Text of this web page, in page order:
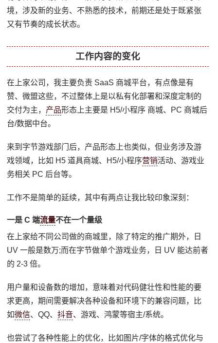
境，涉及新的业务、不熟悉的技术，前期还是处于既紧张
又有节奏的成长状态。
工作内容的变化
在上家公司，我主要负责 SaaS 商城平台，有点像是有
赞、微盟这些，不过整体上是以私有化部署和深度定制的
交付为主， 产品形态上主要是 H5/小程序 商城、PC 商城后
台/数据中台。
来到字节游戏部门后，产品形态上也类似，但业务涉及游
戏领域，比如 H5 道具商城、H5/小程序营销活动、游戏业
务相关 PC 后台等。
工作不是简单的延续，其中有两点让我比较印象深刻：
一是 C 端流量不在一个量级
在上家给不同公司做的商城里，除了特定的推广期外，日
UV 一般是数万;而在字节做单个游戏业务，日 UV 能达前者
的 2-3 倍。
用户量和设备数的增加，意味着对代码健壮性和性能的要
求更高，期间需要解决各种设备和环境下的兼容问题，比
如微信、QQ、抖音、游戏、鸿蒙等宿主/系统。
也尝试了各种性能上的优化，比如图片/字体的格式优化与